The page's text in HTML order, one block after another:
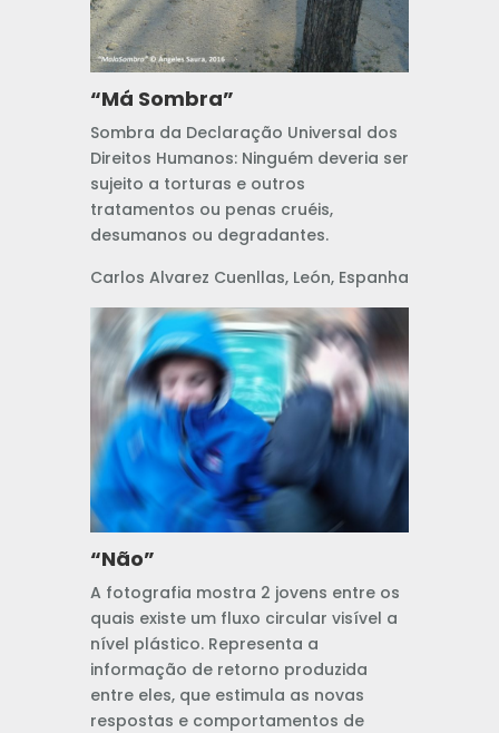
“Má Sombra”
Sombra da Declaração Universal dos
Direitos Humanos: Ninguém deveria ser
sujeito a torturas e outros
tratamentos ou penas cruéis,
desumanos ou degradantes.
Carlos Alvarez Cuenllas, León, Espanha
“Não”
A fotografia mostra 2 jovens entre os
quais existe um fluxo circular visível a
nível plástico. Representa a
informação de retorno produzida
entre eles, que estimula as novas
respostas e comportamentos de